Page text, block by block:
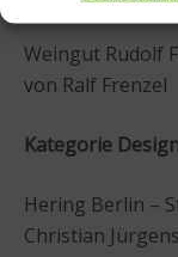
Weingut Rudolf
von Ralf Frenzel
Kategorie
Hering Berlin –
Christian